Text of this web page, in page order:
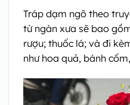
Tráp dạm ngõ theo
từ ngàn xưa sẽ bao
rượu; thuốc lá; và đi
như hoa quả, bánh